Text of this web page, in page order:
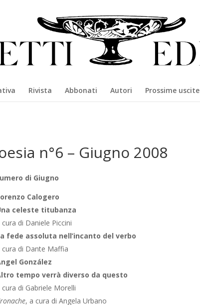
Rivista Abbonati Autori Prossime uscite
n°6 – Giugno 2008
di Giugno
Calogero
celeste titubanza
cura di Daniele Piccini
fede assoluta nell’incanto del verbo
cura di Dante Maffia
González
tempo verrà diverso da questo
cura di Gabriele Morelli
, a cura di Angela Urbano